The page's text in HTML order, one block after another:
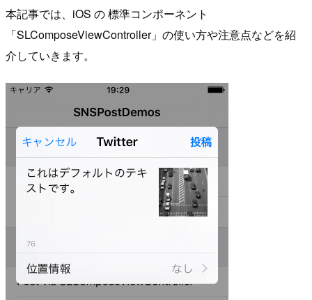
本記事では、iOS の 標準コンポーネント
「SLComposeViewController」の使い方や注意点などを紹
介していきます。